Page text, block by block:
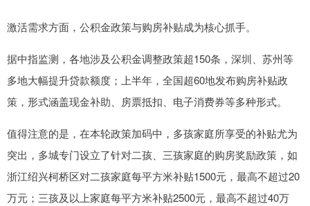
激活需求方面，公积金政策与购房补贴成为核心抓手。
据中指监测，各地涉及公积金调整政策超150条，深圳、苏州等
多地大幅提升贷款额度；上半年，全国超60地发布购房补贴政
策，形式涵盖现金补助、房票抵扣、电子消费券等多种形式。
值得注意的是，在本轮政策加码中，多孩家庭所享受的补贴尤为
突出，多城专门设立了针对二孩、三孩家庭的购房奖励政策，如
浙江绍兴柯桥区对二孩家庭每平方米补贴1500元，最高不超过20
万元；三孩及以上家庭每平方米补贴2500元，最高不超过40万